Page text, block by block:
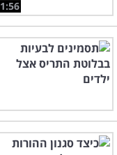
1:56